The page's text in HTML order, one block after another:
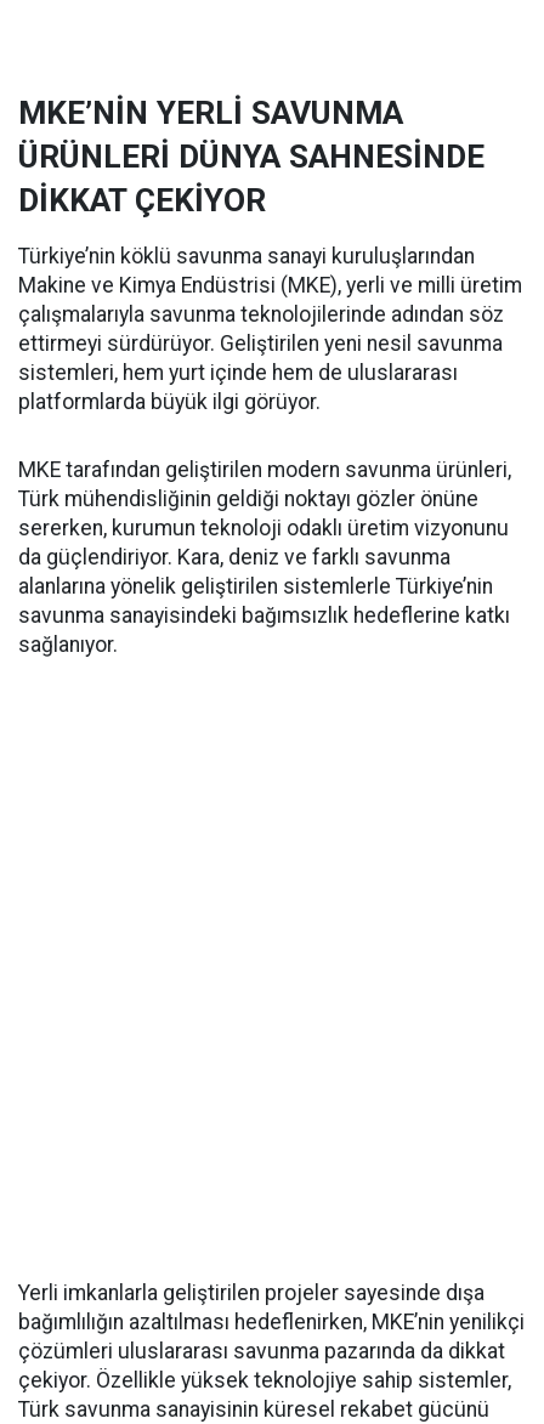
MKE’NİN YERLİ SAVUNMA
ÜRÜNLERİ DÜNYA SAHNESİNDE
DİKKAT ÇEKİYOR
Türkiye’nin köklü savunma sanayi kuruluşlarından
Makine ve Kimya Endüstrisi (MKE), yerli ve milli üretim
çalışmalarıyla savunma teknolojilerinde adından söz
ettirmeyi sürdürüyor. Geliştirilen yeni nesil savunma
sistemleri, hem yurt içinde hem de uluslararası
platformlarda büyük ilgi görüyor.
MKE tarafından geliştirilen modern savunma ürünleri,
Türk mühendisliğinin geldiği noktayı gözler önüne
sererken, kurumun teknoloji odaklı üretim vizyonunu
da güçlendiriyor. Kara, deniz ve farklı savunma
alanlarına yönelik geliştirilen sistemlerle Türkiye’nin
savunma sanayisindeki bağımsızlık hedeflerine katkı
sağlanıyor.
Yerli imkanlarla geliştirilen projeler sayesinde dışa
bağımlılığın azaltılması hedeflenirken, MKE’nin yenilikçi
çözümleri uluslararası savunma pazarında da dikkat
çekiyor. Özellikle yüksek teknolojiye sahip sistemler,
Türk savunma sanayisinin küresel rekabet gücünü